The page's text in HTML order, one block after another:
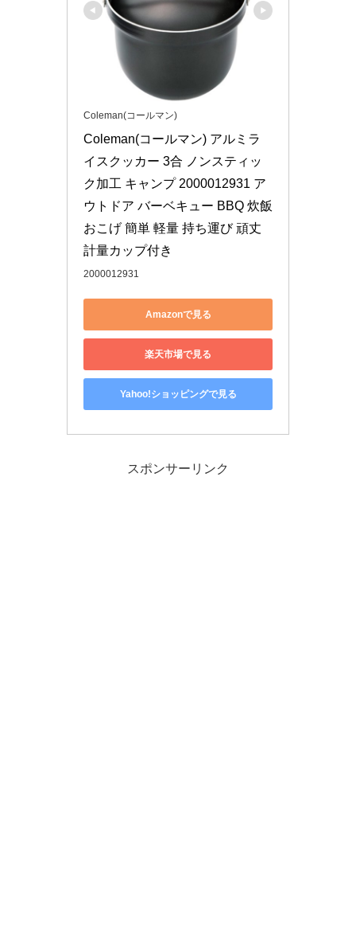
Coleman(コールマン)
Coleman(コールマン) アルミラ
イスクッカー 3合 ノンスティッ
ク加工 キャンプ 2000012931 ア
ウトドア バーベキュー BBQ 炊飯
おこげ 簡単 軽量 持ち運び 頑丈
計量カップ付き
2000012931
Amazonで見る
楽天市場で見る
Yahoo!ショッピングで見る
スポンサーリンク